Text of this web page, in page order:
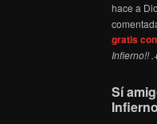
hace a
gratis
Infierno!!
Sí